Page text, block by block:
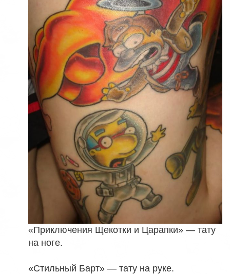
«Приключения Щекотки и Царапки» — тату
на ноге.
«Стильный Барт» — тату на руке.